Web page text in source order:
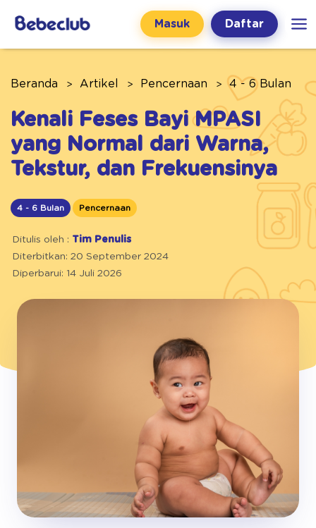
Masuk Daftar
Beranda Artikel Pencernaan 4 - 6 Bulan
Kenali Feses Bayi MPASI
yang Normal dari Warna,
Tekstur, dan Frekuensinya
4 - 6 Bulan Pencernaan
Ditulis oleh : Tim Penulis
Diterbitkan: 20 September 2024
Diperbarui: 14 Juli 2026